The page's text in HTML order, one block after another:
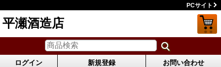
PCサイト
平瀬酒造店
ログイン 新規登録 お問い合わせ